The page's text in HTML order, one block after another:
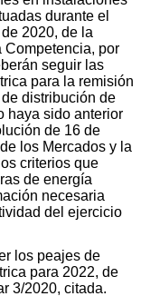
durante el
2020, de la
por
seguir las
para la remisión
distribución de
haya sido anterior
de 16 de
los Mercados y la
criterios que
de energía
necesaria
del ejercicio
los peajes de
para 2022, de
3/2020, citada.